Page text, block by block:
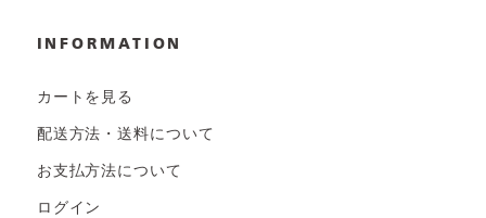
INFORMATION
カートを見る
配送方法・送料について
お支払方法について
ログイン